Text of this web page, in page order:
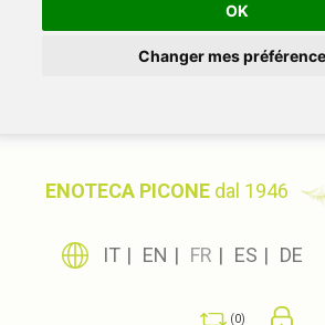
OK
Changer mes
ENOTECA PICONE dal 1946
IT EN FR ES DE
0